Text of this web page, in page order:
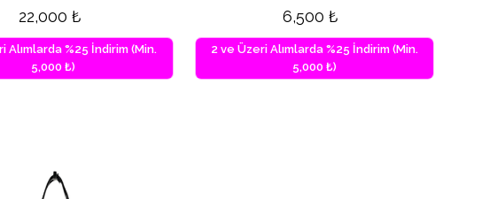
22,000 ₺
Alımlarda %25 İndirim (Min.
5,000 ₺)
6,500₺
2 ve Üzeri Alımlarda %25 İndirim (Min.
5,000 ₺)